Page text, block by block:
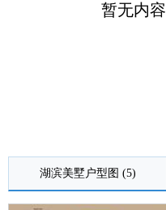
暂无内容
湖滨美墅户型图 (5)